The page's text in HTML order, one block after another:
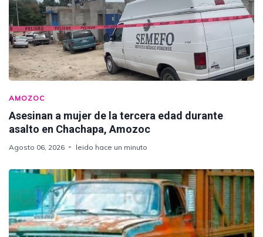
AMOZOC
Asesinan a mujer de la tercera edad durante
asalto en Chachapa, Amozoc
Agosto 06, 2026 leido hace un minuto